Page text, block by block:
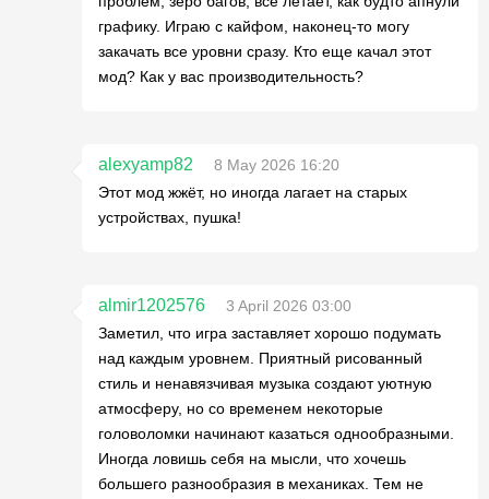
графику. Играю с кайфом, наконец-то могу
закачать все уровни сразу. Кто еще качал этот
мод? Как у вас производительность?
alexyamp82
8 May 2026 16:20
Этот мод жжёт, но иногда лагает на старых
устройствах, пушка!
almir1202576
3 April 2026 03:00
Заметил, что игра заставляет хорошо подумать
над каждым уровнем. Приятный рисованный
стиль и ненавязчивая музыка создают уютную
атмосферу, но со временем некоторые
головоломки начинают казаться однообразными.
Иногда ловишь себя на мысли, что хочешь
большего разнообразия в механиках. Тем не